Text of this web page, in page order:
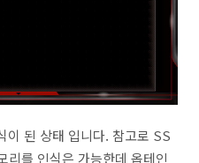
이 된 상태 입니다. 참고로 SS
리를 인식은 가능한데 옵테인